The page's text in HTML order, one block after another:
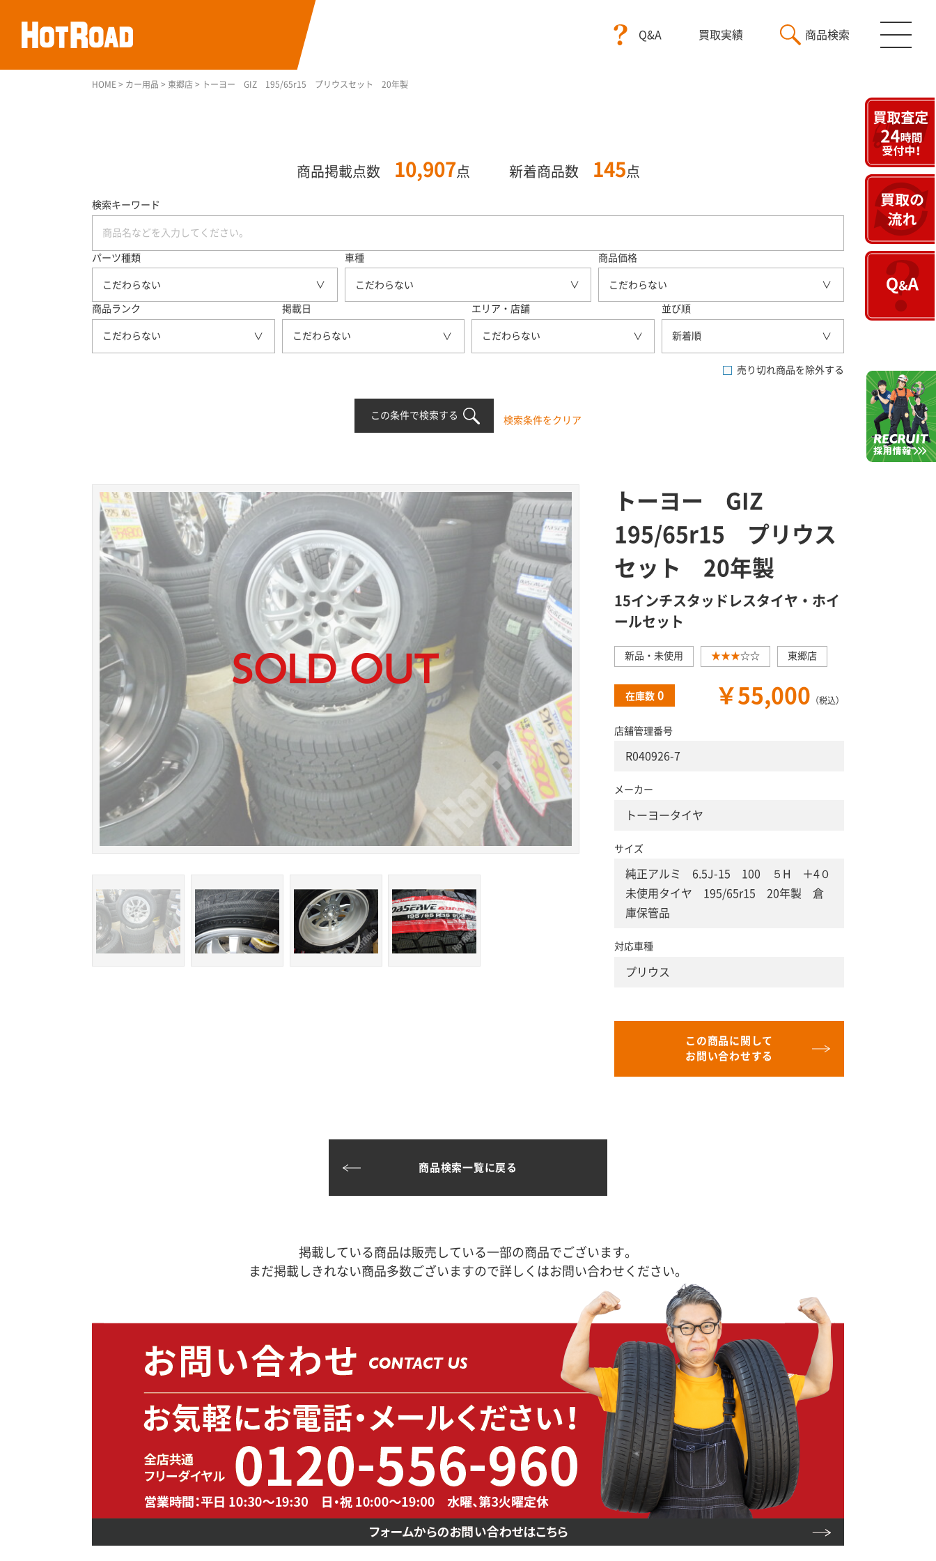
Q&A 買取実績 商品検索
HOME > カー用品 > 東郷店 > トーヨー GIZ 195/65r15 プリウスセット 20年製
商品掲載点数 10,907点 新着商品数 145 点
検索キーワード
パーツ種類
こだわらない
車種
こだわらない
商品価格
こだわらない
商品ランク
こだわらない
掲載日
こだわらない
エリア・店舗
こだわらない
並び順
新着順
売り切れ商品を除外する
この条件で検索する 検索条件をクリア
トーヨー GIZ
195/65r15 プリウス
セット 20年製
15インチスタッドレスタイヤ・ホイ
ールセット
新品・未使用 ★★★☆☆ 東郷店
在庫数 0 ￥55,000 （税込）
店舗管理番号
R040926-7
メーカー
トーヨータイヤ
サイズ
純正アルミ 6.5J-15 100 ５H ＋4０
未使用タイヤ 195/65r15 20年製 倉
庫保管品
対応車種
プリウス
この商品に関して
お問い合わせする
商品検索一覧に戻る
掲載している商品は販売している一部の商品でございます。
まだ掲載しきれない商品多数ございますので詳しくはお問い合わせください。